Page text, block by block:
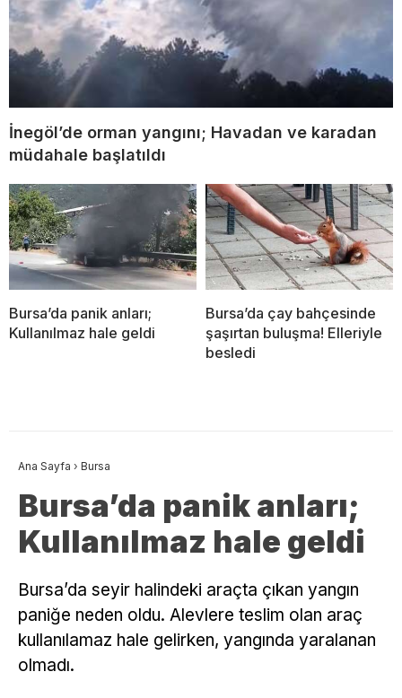
İnegöl’de orman yangını; Havadan ve karadan
müdahale başlatıldı
Bursa’da panik anları;
Kullanılmaz hale geldi
Bursa’da çay bahçesinde
şaşırtan buluşma! Elleriyle
besledi
Ana Sayfa › Bursa
Bursa’da panik anları;
Kullanılmaz hale geldi
Bursa’da seyir halindeki araçta çıkan yangın
paniğe neden oldu. Alevlere teslim olan araç
kullanılamaz hale gelirken, yangında yaralanan
olmadı.